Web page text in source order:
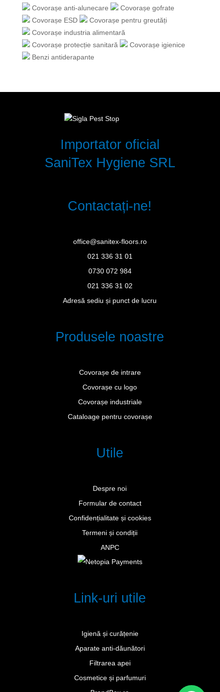
Covorașe anti-alunecare
Covorașe gofrate
Covorașe ESD
Covorașe pentru greutăți
Covorașe industria alimentară
Covorașe protecție sanitară
Covorașe igienice
Benzi antiderapante
Importator oficial
SaniTex Hygiene SRL
Contactați-ne!
office@sanitex-floors.ro
021 336 31 01
0730 072 984
021 336 31 02
Adresă sediu și punct de lucru
Produsele noastre
Covorașe de intrare
Covorașe cu logo
Covorașe industriale
Cataloage pentru covorașe
Utile
Despre noi
Formular de contact
Confidențialitate și cookies
Termeni și condiții
ANPC
Link-uri utile
Igienă și curățenie
Aparate anti-dăunători
Filtrarea apei
Cosmetice și parfumuri